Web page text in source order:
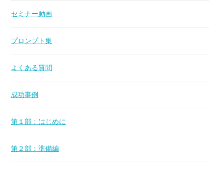
セミナー動画
プロンプト集
よくある質問
成功事例
第１部：はじめに
第２部：準備編